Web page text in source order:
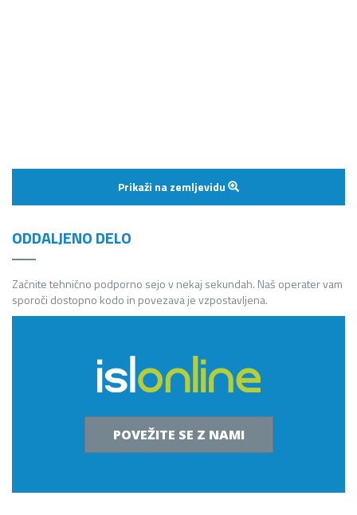
Prikaži na zemljevidu
ODDALJENO DELO
Začnite tehnično podporno sejo v nekaj sekundah. Naš operater vam
sporoči dostopno kodo in povezava je vzpostavljena.
POVEŽITE SE Z NAMI